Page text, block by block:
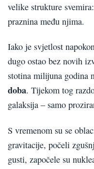
velike strukture
praznina među njima.
Iako je svjetlost
dugo ostao bez novih
stotina milijuna godina
doba. Tijekom tog
galaksija – samo
S vremenom su se
gravitacije, počeli
gusti, započele su